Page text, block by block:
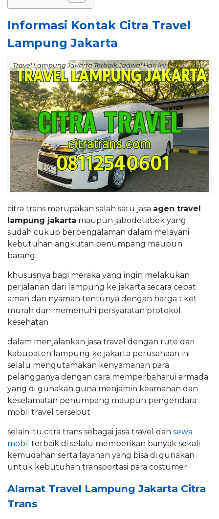
Informasi Kontak Citra Travel
Lampung Jakarta
Travel Lampung Jakarta Terbaik Jadwal Hari Ini
citra trans merupakan salah satu jasa agen travel
lampung jakarta maupun jabodetabek yang
sudah cukup berpengalaman dalam melayani
kebutuhan angkutan penumpang maupun
barang
khususnya bagi meraka yang ingin melakukan
perjalanan dari lampung ke jakarta secara cepat
aman dan nyaman tentunya dengan harga tiket
murah dan memenuhi persyaratan protokol
kesehatan
dalam menjalankan jasa travel dengan rute dari
kabupaten lampung ke jakarta perusahaan ini
selalu mengutamakan kenyamanan para
pelangganya dengan cara memperbaharui armada
yang di gunakan guna menjamin keamanan dan
keselamatan penumpang maupun pengendara
mobil travel tersebut
selain itu citra trans sebagai jasa travel dan sewa
mobil terbaik di selalu memberikan banyak sekali
kemudahan serta layanan yang bisa di gunakan
untuk kebutuhan transportasi para costumer
Alamat Travel Lampung Jakarta Citra
Trans